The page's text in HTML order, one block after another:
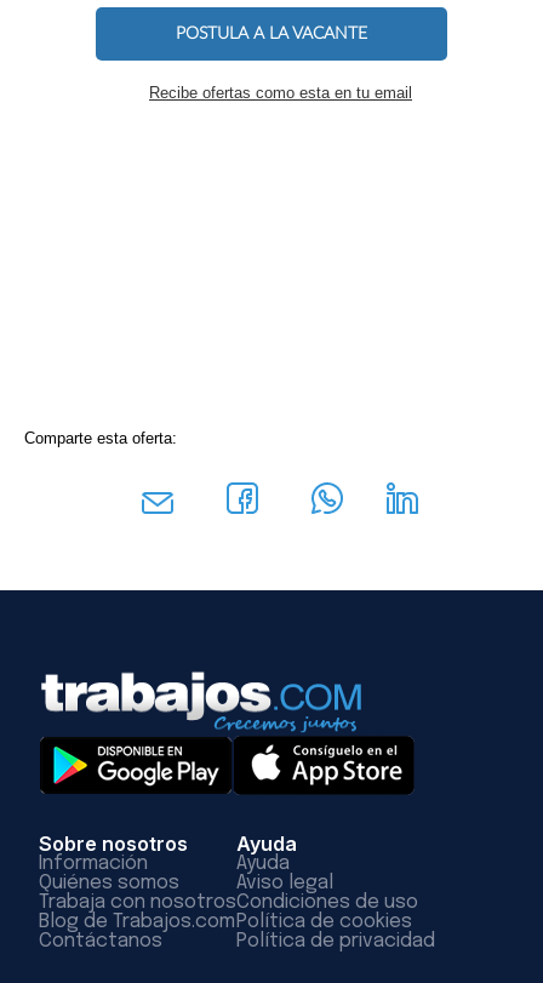
POSTULA A LA VACANTE
Recibe ofertas como esta en tu email
Comparte esta oferta:
Sobre nosotros
Información
Quiénes somos
Trabaja con nosotros
Blog de Trabajos.com
Contáctanos
Ayuda
Ayuda
Aviso legal
Condiciones de uso
Política de cookies
Política de privacidad